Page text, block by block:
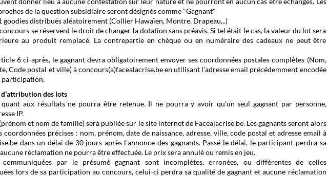
de la question subsidiaire seront désignés comme "Gagnant"
goodies distribués aléatoirement (Collier Hawaïen, Montre, Drapeau,..)
se réservent le droit de changer la dotation sans préavis. Si tel était le cas, la valeur du lot sera
au produit remplacé. La contrepartie en chèque ou en numéraire des cadeaux ne peut être
6 ci-après, le gagnant devra obligatoirement envoyer ses coordonnées postales complètes (Nom,
Code postal et ville) àconcours(a)facealacrise.been utilisant l’adresse email précédemment encodée
participation.
des lots
aux résultats ne pourra être retenue. Il ne pourra y avoir qu'un seul gagnant par personne,
IP.
et nom de famille) sera publiée sur le site internet de Facealacrise.be. Les gagnants seront alors
précises : nom, prénom, date de naissance, adresse, ville, code postal et adresse email à
dans un délai de 30 jours après l'annonce des gagnants. Passé le délai, le participant perdra sa
réclamation ne pourra être effectuée. Le prix sera annulé ou remis en jeu.
par le présumé gagnant sont incomplètes, erronées, ou différentes de celles
lors de sa participation au concours, celui-ci perdra sa qualité de gagnant et aucune réclamation